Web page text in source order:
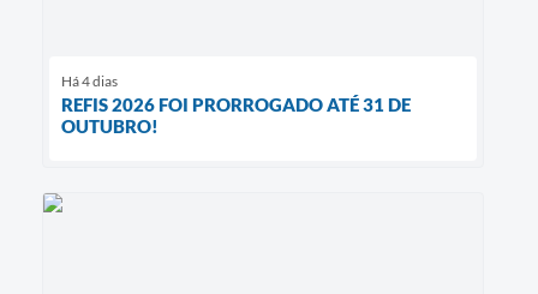
Há 4 dias
REFIS 2026 FOI PRORROGADO ATÉ 31 DE
OUTUBRO!